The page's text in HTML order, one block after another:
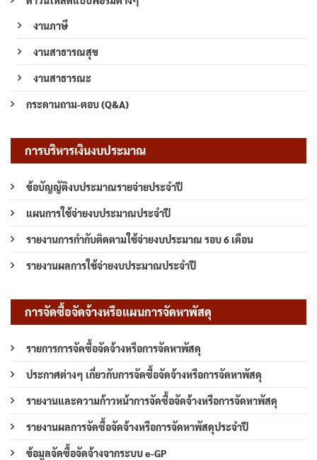
งานภาษี
งานสาธารณสุข
งานสาธารณะ
กระดานถาม-ตอบ (Q&A)
การบริหารเงินงบประมาณ
ข้อบัญญัติงบประมาณรายจ่ายประจำปี
แผนการใช้จ่ายงบประมาณประจำปี
รายงานการกำกับติดตามใช้จ่ายงบประมาณ รอบ 6 เดือน
รายงานผลการใช้จ่ายงบประมาณประจำปี
การจัดซื้อจัดจ้างหรือแผนการจัดหาพัสดุ
รายการการจัดซื้อจัดจ้างหรือการจัดหาพัสดุ
ประกาศต่างๆ เกี่ยวกับการจัดซื้อจัดจ้างหรือการจัดหาพัสดุ
รายงานและความก้าวหน้าการจัดซื้อจัดจ้างหรือการจัดหาพัสดุ
รายงานผลการจัดซื้อจัดจ้างหรือการจัดหาพัสดุประจำปี
ข้อมูลจัดซื้อจัดจ้างจากระบบ e-GP